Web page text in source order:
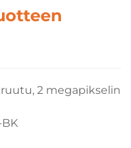
2 megapikselin
BK